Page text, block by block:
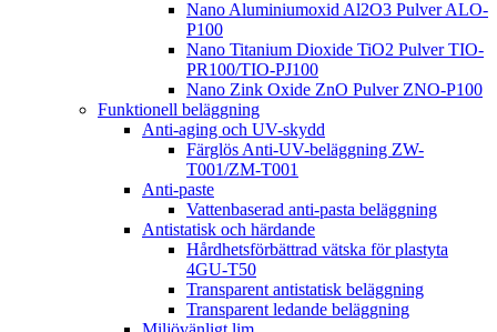
Nano Aluminiumoxid Al2O3 Pulver ALO-
P100
Nano Titanium Dioxide TiO2 Pulver TIO-
PR100/TIO-PJ100
Nano Zink Oxide ZnO Pulver ZNO-P100
Funktionell beläggning
Anti-aging och UV-skydd
Färglös Anti-UV-beläggning ZW-
T001/ZM-T001
Anti-paste
Vattenbaserad anti-pasta beläggning
Antistatisk och härdande
Hårdhetsförbättrad vätska för plastyta
4GU-T50
Transparent antistatisk beläggning
Transparent ledande beläggning